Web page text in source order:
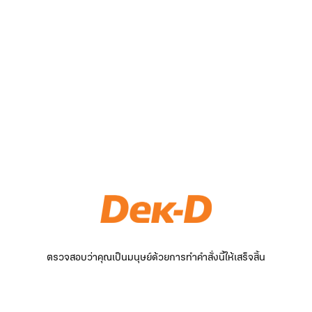
ตรวจสอบว่าคุณเป็นมนุษย์ด้วยการทำคำสั่งนี้ให้เสร็จสิ้น